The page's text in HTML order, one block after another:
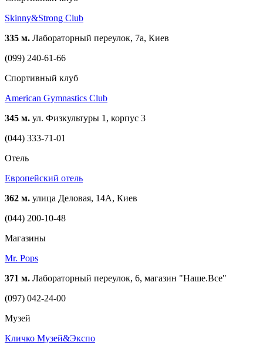
Skinny&Strong Club
335 м. Лабораторный переулок, 7а, Киев
(099) 240-61-66
Спортивный клуб
American Gymnastics Club
345 м. ул. Физкультуры 1, корпус 3
(044) 333-71-01
Отель
Европейский отель
362 м. улица Деловая, 14А, Киев
(044) 200-10-48
Магазины
Mr. Pops
371 м. Лабораторный переулок, 6, магазин "Наше.Все"
(097) 042-24-00
Музей
Кличко Музей&Экспо